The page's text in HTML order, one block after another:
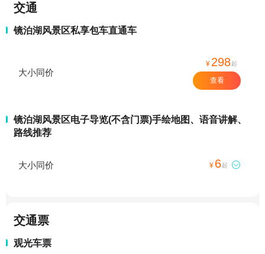
交通
镜泊湖风景区私享包车直通车
大小同价
¥ 298起
查看
镜泊湖风景区电子导览(不含门票)手绘地图、语音讲解、
路线推荐
大小同价 ¥ 6起 
交通票
观光车票